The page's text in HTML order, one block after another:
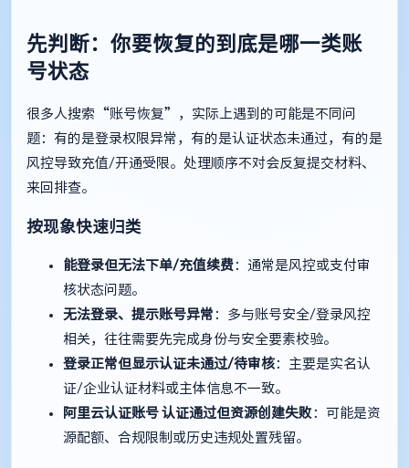
先判断：你要恢复的到底是哪一类账
号状态
很多人搜索“账号恢复”，实际上遇到的可能是不同问
题：有的是登录权限异常，有的是认证状态未通过，有的是
风控导致充值/开通受限。处理顺序不对会反复提交材料、
来回排查。
按现象快速归类
能登录但无法下单/充值续费 ：通常是风控或支付审
核状态问题。
无法登录、提示账号异常 ：多与账号安全/登录风控
相关，往往需要先完成身份与安全要素校验。
登录正常但显示认证未通过/待审核 ：主要是实名认
证/企业认证材料或主体信息不一致。
阿里云认证账号 认证通过但资源创建失败 ：可能是资
源配额、合规限制或历史违规处置残留。